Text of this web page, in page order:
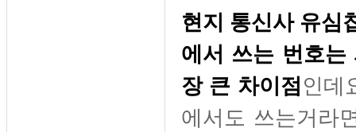
현지 통신사 유심
에서 쓰는 번호
장 큰 차이점인데
에서도 쓰는거라